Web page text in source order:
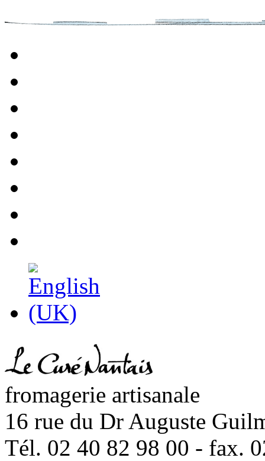
fromagerie artisanale
16 rue du Dr Auguste
Tél. 02 40 82 98 00 - fax.